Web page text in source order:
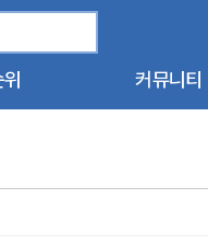
커뮤니티